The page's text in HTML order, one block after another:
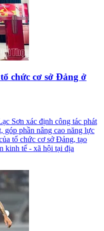
chức cơ sở Đảng ở
Sơn xác định công tác phát
góp phần nâng cao năng lực
tổ chức cơ sở Đảng, tạo
kinh tế - xã hội tại địa